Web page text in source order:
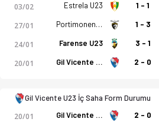
03/02 Estrela U23 1 - 1
27/01 Portimonense U23 1 - 3
24/01 Farense U23 3 - 1
20/01 Gil Vicente U23 2 - 0
Gil Vicente U23 İç Saha Form Durumu
20/01 Gil Vicente U23 2 - 0